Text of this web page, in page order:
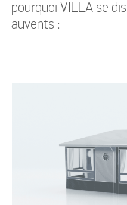
pourquoi VILLA se
auvents :